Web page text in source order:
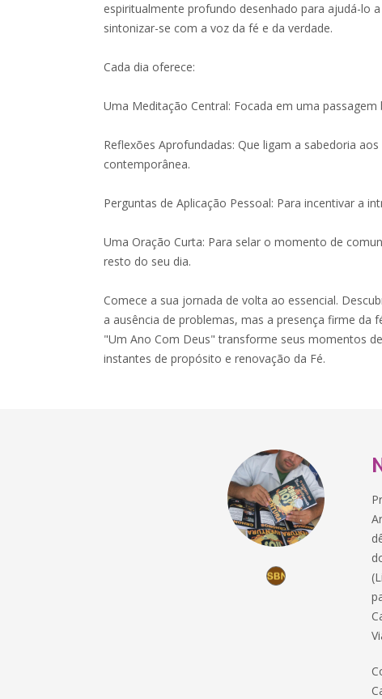
espiritualmente profundo desenhado para ajudá-lo
sintonizar-se com a voz da fé e da verdade.
Cada dia oferece:
Uma Meditação Central: Focada em uma passagem
Reflexões Aprofundadas: Que ligam a sabedoria
contemporânea.
Perguntas de Aplicação Pessoal: Para incentivar a
Uma Oração Curta: Para selar o momento de
resto do seu dia.
Comece a sua jornada de volta ao essencial.
a ausência de problemas, mas a presença firme da
"Um Ano Com Deus" transforme seus momentos
instantes de propósito e renovação da Fé.